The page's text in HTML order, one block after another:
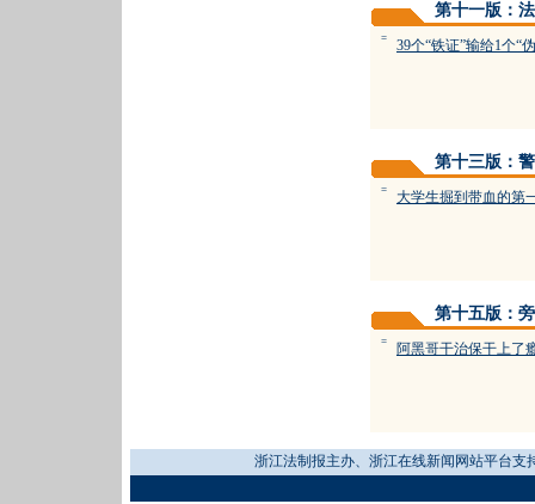
第十一版：
= 39个“铁证”输给1个“
第十三版：
= 大学生掘到带血的第
第十五版：
= 阿黑哥干治保干上了
浙江法制报主办、浙江在线新闻网站平台